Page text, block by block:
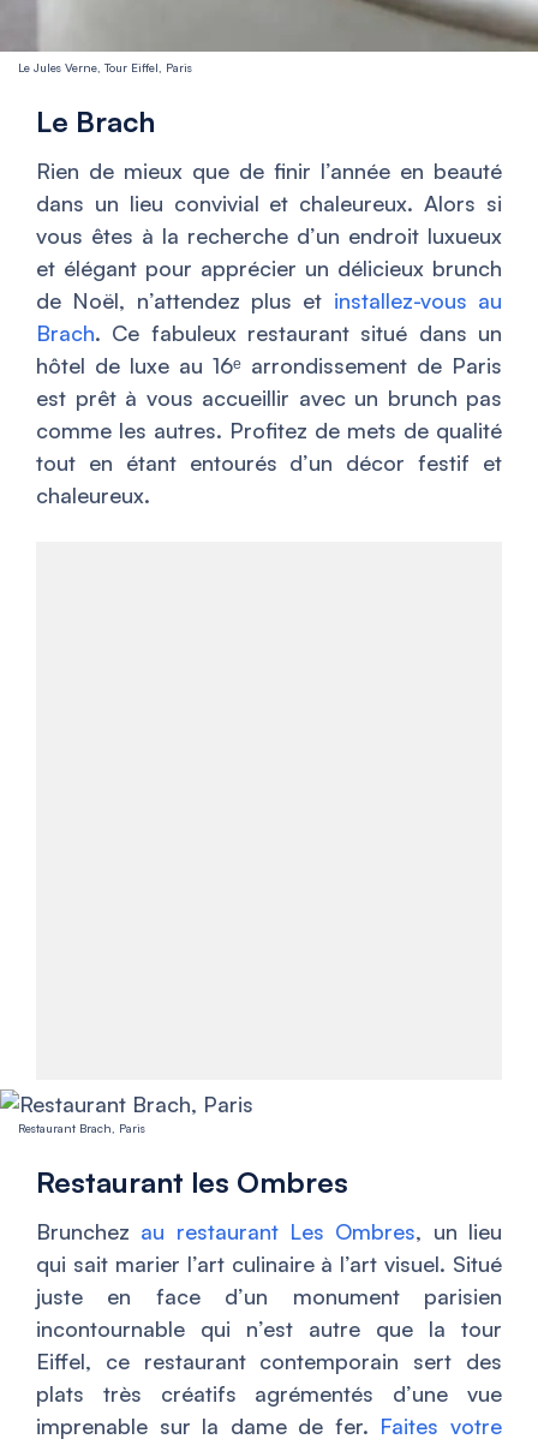
Le Jules Verne, Tour Eiffel, Paris
Le Brach
Rien de mieux que de finir l’année en beauté
dans un lieu convivial et chaleureux. Alors si
vous êtes à la recherche d’un endroit luxueux
et élégant pour apprécier un délicieux brunch
de Noël, n’attendez plus et installez-vous au
Brach. Ce fabuleux restaurant situé dans un
hôtel de luxe au 16ᵉ arrondissement de Paris
est prêt à vous accueillir avec un brunch pas
comme les autres. Profitez de mets de qualité
tout en étant entourés d’un décor festif et
chaleureux.
Restaurant Brach, Paris
Restaurant les Ombres
Brunchez au restaurant Les Ombres, un lieu
qui sait marier l’art culinaire à l’art visuel. Situé
juste en face d’un monument parisien
incontournable qui n’est autre que la tour
Eiffel, ce restaurant contemporain sert des
plats très créatifs agrémentés d’une vue
imprenable sur la dame de fer. Faites votre